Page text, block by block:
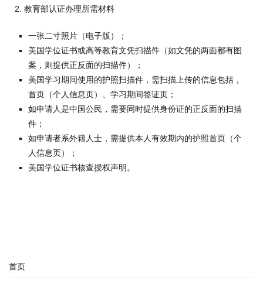
2. 教育部认证办理所需材料
一张二寸照片（电子版）；
美国学位证书或高等教育文凭扫描件（如文凭的两面都有图
案，则提供正反面的扫描件）；
美国学习期间使用的护照扫描件，需扫描上传的信息包括，
首页（个人信息页）、学习期间签证页；
如申请人是中国公民，需要同时提供身份证的正反面的扫描
件；
如申请者系外籍人士，需提供本人有效期内的护照首页（个
人信息页）；
美国学位证书核查授权声明。
首页